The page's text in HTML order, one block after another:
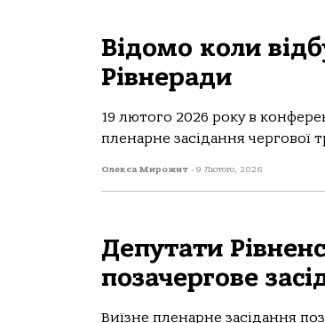
Відомо коли
Рівнеради
19 лютого 2026 року в
пленарне засідання чергової
Олекса Мирожит - 9 Лютого, 2026
Депутати
позачергове
Виїзне пленарне засідання